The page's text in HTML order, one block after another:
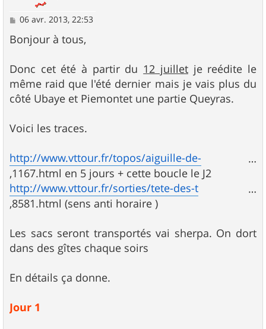
M
s
s
g
e
06 avr. 2013, 22:53
Bonjour à tous,
Donc cet été à partir du 12 juilletje reédite le
même raid que l'été dernier mais je vais plus du
côté Ubaye et Piemontet une partie Queyras.
Voici les traces.
http://www.vttour.fr/topos/aiguille-de- …
,1167.html en 5 jours + cette boucle le J2
http://www.vttour.fr/sorties/tete-des-t …
,8581.html (sens anti horaire )
Les sacs seront transportés vai sherpa. On dort
dans des gîtes chaque soirs
En détails ça donne.
Jour 1